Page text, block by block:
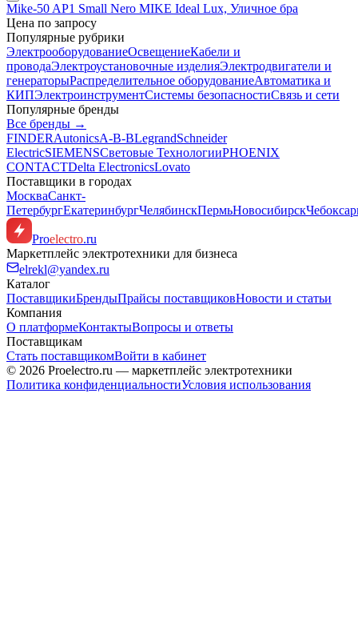
Mike-50 AP1 Small Nero MIKE Ideal Lux, Уличное бра
Цена по запросу
Популярные рубрики
ЭлектрооборудованиеОсвещениеКабели и
проводаЭлектроустановочные изделияЭлектродвигатели и
генераторыРаспределительное оборудованиеАвтоматика и
КИПЭлектроинструментСистемы безопасностиСвязь и сети
Популярные бренды
Все бренды →
FINDERAutonicsA-B-BLegrandSchneider
ElectricSIEMENSСветовые ТехнологииPHOENIX
CONTACTDelta ElectronicsLovato
Поставщики в городах
МоскваСанкт-
ПетербургЕкатеринбургЧелябинскПермьНовосибирск
Proelectro.ru
Маркетплейс электротехники для бизнеса
elrekl@yandex.ru
Каталог
ПоставщикиБрендыПрайсы поставщиковНовости и статьи
Компания
О платформеКонтактыВопросы и ответы
Поставщикам
Стать поставщикомВойти в кабинет
© 2026 Proelectro.ru — маркетплейс электротехники
Политика конфиденциальностиУсловия использования